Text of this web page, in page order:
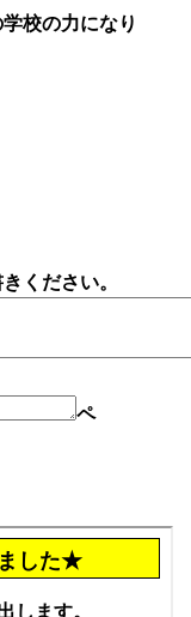
校の力になり
ください。
ペ